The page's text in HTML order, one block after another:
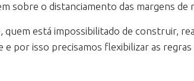
sobre o distanciamento das margens de
está impossibilitado de construir,
por isso precisamos flexibilizar as